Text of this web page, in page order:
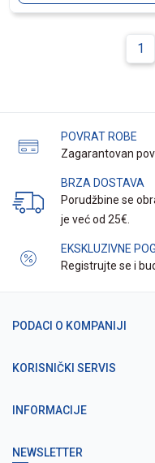
1
POVRAT ROBE
Zagarantovan
BRZA DOSTAVA
Porudžbine se
je već od 25€.
EKSKLUZIVNE
Registrujte se i
PODACI O KOMPANIJI
KORISNIČKI SERVIS
INFORMACIJE
NEWSLETTER